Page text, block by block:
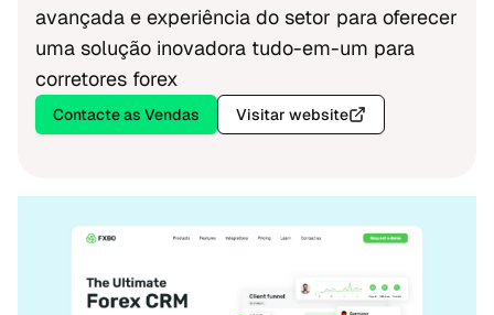
avançada e experiência do setor para oferecer
uma solução inovadora tudo-em-um para
corretores forex
Contacte as Vendas Visitar website